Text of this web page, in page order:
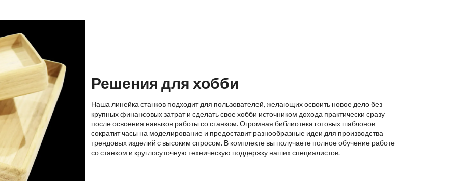
Решения для хобби
Наша линейка станков подходит для пользователей, желающих освоить новое дело без
крупных финансовых затрат и сделать свое хобби источником дохода практически сразу
после освоения навыков работы со станком. Огромная библиотека готовых шаблонов
сократит часы на моделирование и предоставит разнообразные идеи для производства
трендовых изделий с высоким спросом. В комплекте вы получаете полное обучение работе
со станком и круглосуточную техническую поддержку наших специалистов.